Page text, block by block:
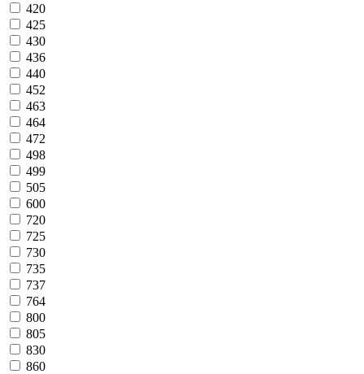
420
425
430
436
440
452
463
464
472
498
499
505
600
720
725
730
735
737
764
800
805
830
860